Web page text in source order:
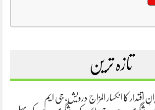
تازہ ترین
اقتدار کا انکسار المزاج درویش، جی ایم